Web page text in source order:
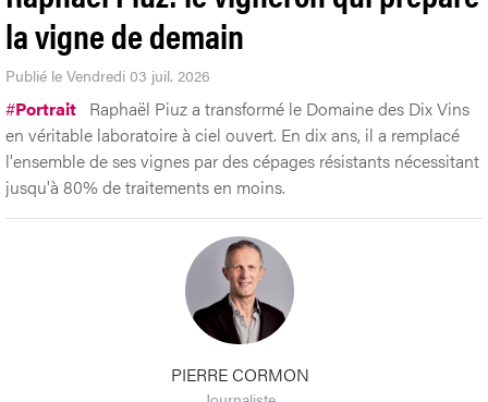
Raphaël Piuz: le vigneron qui prépare
la vigne de demain
Publié le Vendredi 03 juil. 2026
#Portrait Raphaël Piuz a transformé le Domaine des Dix Vins
l'ensemble de ses vignes par des cépages résistants nécessitant
jusqu'à 80% de traitements en moins.